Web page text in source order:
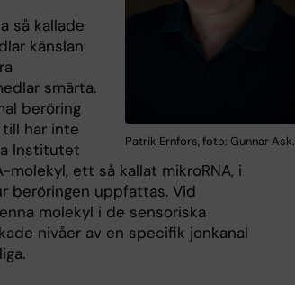
Patrik Ernfors, foto: Gunnar Ask.
så kallade
känslan
smärta.
beröring
har inte
Institutet
ett så kallat mikroRNA, i
beröringen uppfattas. Vid
molekyl i de sensoriska
nivåer av en specifik jonkanal